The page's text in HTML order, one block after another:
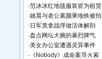
·范冰冰红地毯服装皆为租赁
·姚晨与老公素颜乘地铁被拍
· 日军竟拿战俘做活体解剖
·盘点网坛大腕的暴烈脾气
·美女办公室遭遇灵异事件
· 《Nobody》成命案导火索